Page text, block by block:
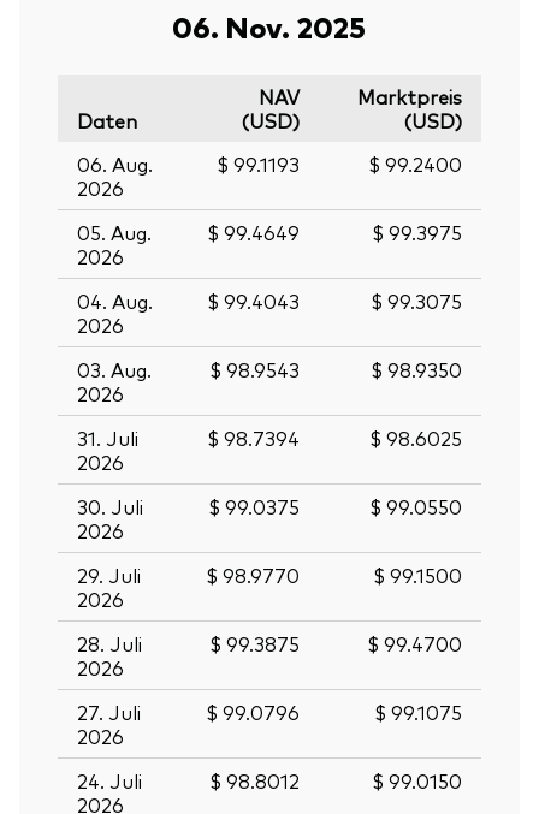
06. Nov. 2025
Daten
NAV
(USD)
Marktpreis
(USD)
06. Aug.
2026
$ 99.1193 $ 99.2400
05. Aug.
2026
$ 99.4649 $ 99.3975
04. Aug.
2026
$ 99.4043 $ 99.3075
03. Aug.
2026
$ 98.9543 $ 98.9350
31. Juli
2026
$ 98.7394 $ 98.6025
30. Juli
2026
$ 99.0375 $ 99.0550
29. Juli
2026
$ 98.9770 $ 99.1500
28. Juli
2026
$ 99.3875 $ 99.4700
27. Juli
2026
$ 99.0796 $ 99.1075
24. Juli
2026
$ 98.8012 $ 99.0150